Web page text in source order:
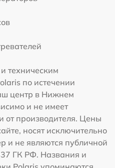
техническим
по истечении
центр в Нижнем
и не имеет
от производителя. Цены
носят исключительно
и не являются публичной
ГК РФ. Названия и